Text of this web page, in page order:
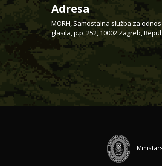
Adresa
MORH, Samostalna služba za
glasila, p.p. 252, 10002 Zagreb,